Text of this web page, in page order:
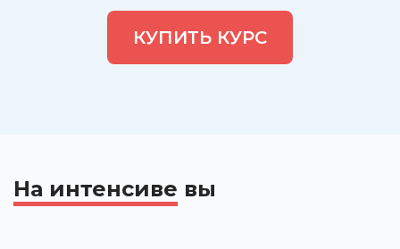
курсов, которые начнутся осенью
КУПИТЬ КУРС
На интенсиве вы